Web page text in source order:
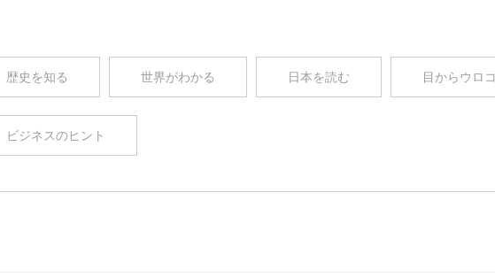
歴史を知る 世界がわかる 日本を読む 目からウロコ
ビジネスのヒント